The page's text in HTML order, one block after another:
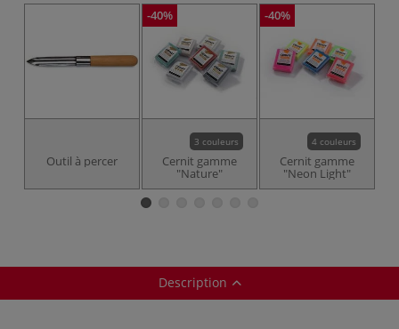
Outil à percer
-40%
3 couleurs
Cernit gamme
"Nature"
-40%
4 couleurs
Cernit gamme
"Neon Light"
Description